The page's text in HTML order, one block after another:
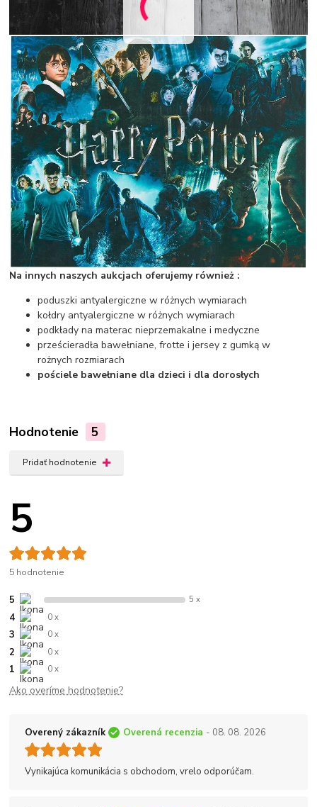
Na innych naszych aukcjach oferujemy również :
poduszki antyalergiczne w różnych wymiarach
kołdry antyalergiczne w różnych wymiarach
podkłady na materac nieprzemakalne i medyczne
prześcieradła bawełniane, frotte i jersey z gumką w
rożnych rozmiarach
pościele bawełniane dla dzieci i dla dorosłych
Hodnotenie 5
Pridať hodnotenie
5
5 hodnotenie
5 5 x
4 0 x
3 0 x
2 0 x
1 0 x
Ako overíme hodnotenie?
Overený zákazník Overená recenzia - 08. 08. 2026
Vynikajúca komunikácia s obchodom, vrelo odporúčam.